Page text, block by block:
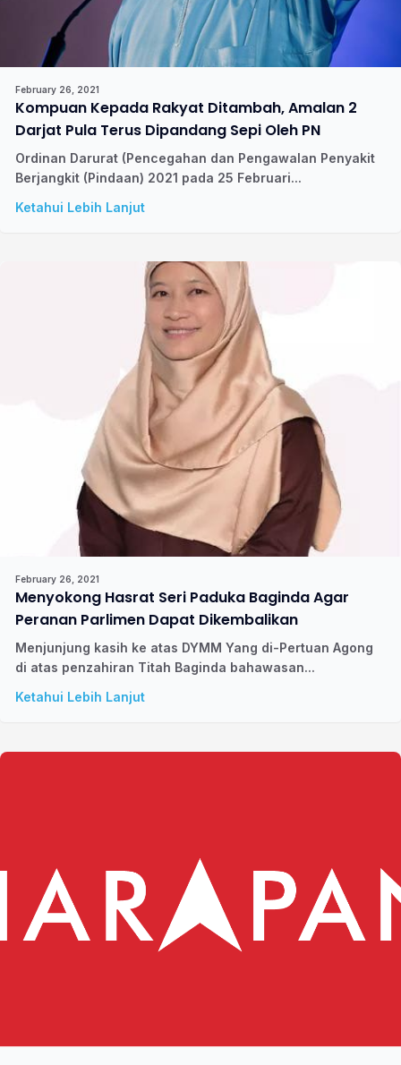
February 26, 2021
Kompuan Kepada Rakyat Ditambah, Amalan 2
Darjat Pula Terus Dipandang Sepi Oleh PN
Ordinan Darurat (Pencegahan dan Pengawalan Penyakit
Berjangkit (Pindaan) 2021 pada 25 Februari...
Ketahui Lebih Lanjut
February 26, 2021
Menyokong Hasrat Seri Paduka Baginda Agar
Peranan Parlimen Dapat Dikembalikan
Menjunjung kasih ke atas DYMM Yang di-Pertuan Agong
di atas penzahiran Titah Baginda bahawasan...
Ketahui Lebih Lanjut